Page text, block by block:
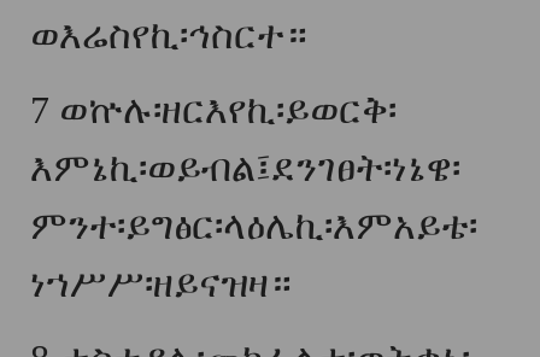
ወእሬስየኪ፡ኅስርተ።
7 ወኵሉ፡ዘርእየኪ፡ይወርቅ፡
እምኔኪ፡ወይብል፤ደንገፀት፡ነኔዌ፡
ምንተ፡ይግፅር፡ላዕሌኪ፡እምአይቴ፡
ነኀሥሥ፡ዘይናዝዛ።